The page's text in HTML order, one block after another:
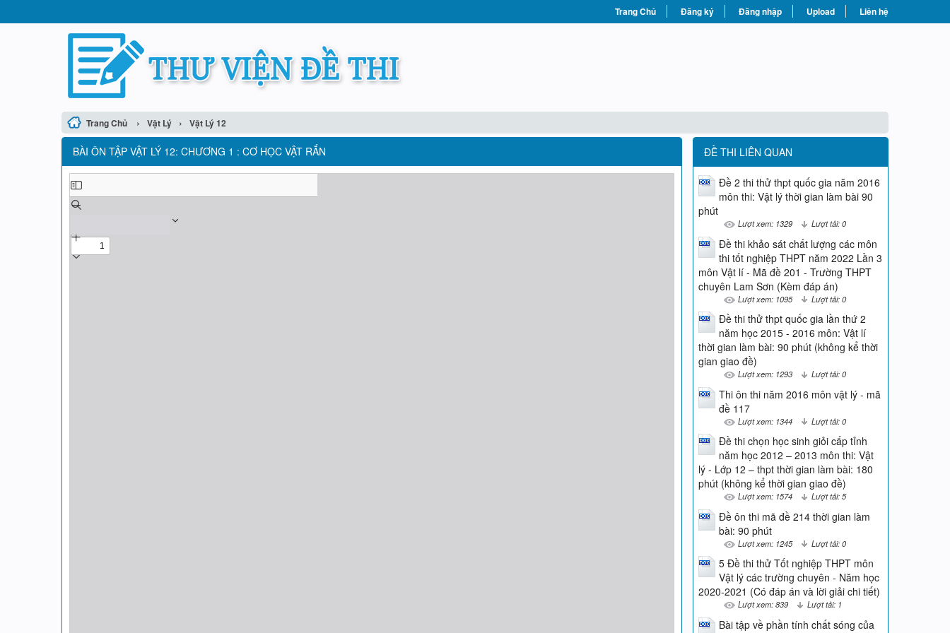
Trang Chủ Đăng ký Đăng nhập Upload Liên hệ
Trang Chủ › Vật Lý › Vật Lý 12
BÀI ÔN TẬP VẬT LÝ 12: CHƯƠNG 1 : CƠ HỌC VẬT RẮN ĐỀ THI LIÊN QUAN
Đề 2 thi thử thpt quốc gia năm 2016
môn thi: Vật lý thời gian làm bài 90
phút
Lượt xem: 1329 Lượt tải: 0
Đề thi khảo sát chất lượng các môn
thi tốt nghiệp THPT năm 2022 Lần 3
môn Vật lí - Mã đề 201 - Trường THPT
chuyên Lam Sơn (Kèm đáp án)
Lượt xem: 1095 Lượt tải: 0
Đề thi thử thpt quốc gia lần thứ 2
năm học 2015 - 2016 môn: Vật lí
thời gian làm bài: 90 phút (không kể thời
gian giao đề)
Lượt xem: 1293 Lượt tải: 0
Thi ôn thi năm 2016 môn vật lý - mã
đề 117
Lượt xem: 1344 Lượt tải: 0
Đề thi chọn học sinh giỏi cấp tỉnh
năm học 2012 – 2013 môn thi: Vật
lý - Lớp 12 – thpt thời gian làm bài: 180
phút (không kể thời gian giao đề)
Lượt xem: 1574 Lượt tải: 5
Đề ôn thi mã đề 214 thời gian làm
bài: 90 phút
Lượt xem: 1245 Lượt tải: 0
5 Đề thi thử Tốt nghiệp THPT môn
Vật lý các trường chuyên - Năm học
2020-2021 (Có đáp án và lời giải chi tiết)
Lượt xem: 839 Lượt tải: 1
Bài tập về phần tính chất sóng của